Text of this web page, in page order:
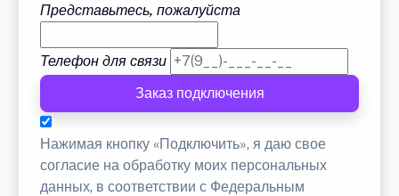
Представьтесь, пожалуйста
Телефон для связи
Заказ подключения
Нажимая кнопку «Подключить», я даю свое
согласие на обработку моих персональных
данных, в соответствии с Федеральным